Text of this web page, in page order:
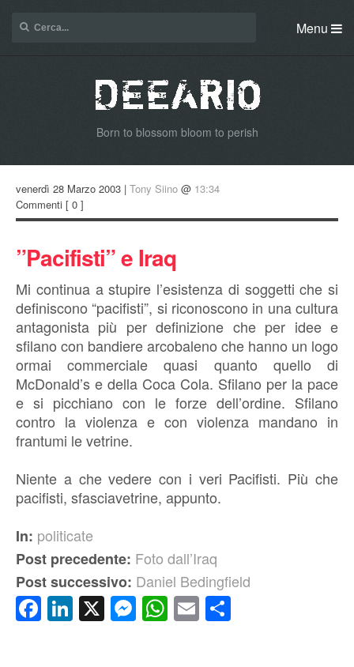
Menu
Born to blossom bloom to perish
venerdì 28 Marzo 2003 | Tony Siino @ 13:34
Commenti [ 0 ]
”Pacifisti” e Iraq
Mi continua a stupire l’esistenza di soggetti che si
definiscono “pacifisti”, si riconoscono in una cultura
antagonista più per definizione che per idee e
sfilano con bandiere arcobaleno che hanno un logo
ormai commerciale quasi quanto quello di
McDonald’s e della Coca Cola. Sfilano per la pace
e si picchiano con le forze dell’ordine. Sfilano
contro la violenza e con violenza mandano in
frantumi le vetrine.
Niente a che vedere con i veri Pacifisti. Più che
pacifisti, sfasciavetrine, appunto.
In: politicate
Post precedente: Foto dall’Iraq
Post successivo: Daniel Bedingfield
Facebook
LinkedIn
X Messenger
WhatsApp
Email